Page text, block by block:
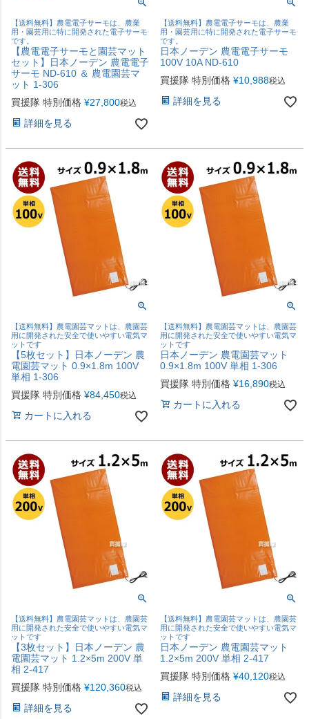
【送料無料】農電電子サーモは、農業
用・園芸用に特に開発された電子サーモ
です。
【農電電子サーモと園芸マット
セット】日本ノーデン 農電電子
サーモ ND-610 ＆ 農電園芸マ
ット 1-306
買援隊 特別価格 ¥27,800税込
詳細を見る
【送料無料】農電電子サーモは、農業
用・園芸用に特に開発された電子サーモ
です。
日本ノーデン 農電電子サーモ
100V 10A ND-610
買援隊 特別価格 ¥10,988税込
詳細を見る
【送料無料】農電園芸マットは、農園芸
用に開発された安全で使いやすい電気マ
ットです
【5枚セット】日本ノーデン 農
電園芸マット 0.9×1.8m 100V
単相 1-306
買援隊 特別価格 ¥84,450税込
カートに入れる
【送料無料】農電園芸マットは、農園芸
用に開発された安全で使いやすい電気マ
ットです
日本ノーデン 農電園芸マット
0.9×1.8m 100V 単相 1-306
買援隊 特別価格 ¥16,890税込
カートに入れる
【送料無料】農電園芸マットは、農園芸
用に開発された安全で使いやすい電気マ
ットです
【3枚セット】日本ノーデン 農
電園芸マット 1.2×5m 200V 単
相 2-417
買援隊 特別価格 ¥120,360税込
詳細を見る
【送料無料】農電園芸マットは、農園芸
用に開発された安全で使いやすい電気マ
ットです
日本ノーデン 農電園芸マット
1.2×5m 200V 単相 2-417
買援隊 特別価格 ¥40,120税込
詳細を見る